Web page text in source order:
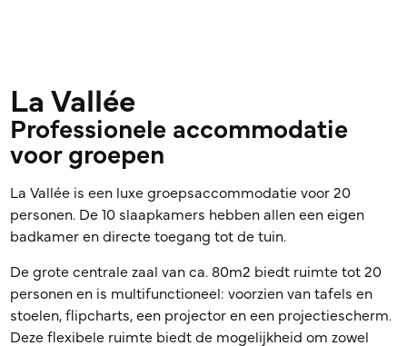
La Vallée
Professionele accommodatie
voor groepen
La Vallée is een luxe groepsaccommodatie voor 20
personen. De 10 slaapkamers hebben allen een eigen
badkamer en directe toegang tot de tuin.
De grote centrale zaal van ca. 80m2 biedt ruimte tot 20
personen en is multifunctioneel: voorzien van tafels en
stoelen, flipcharts, een projector en een projectiescherm.
Deze flexibele ruimte biedt de mogelijkheid om zowel